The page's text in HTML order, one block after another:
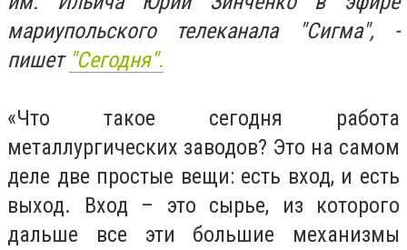
мариупольского телеканала "Сигма", -
пишет "Сегодня".
«Что такое сегодня работа
металлургических заводов? Это на самом
деле две простые вещи: есть вход, и есть
выход. Вход – это сырье, из которого
дальше все эти большие механизмы